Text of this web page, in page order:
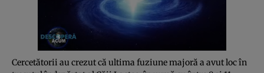
Cercetătorii au crezut că ultima fuziune majoră a avut loc în